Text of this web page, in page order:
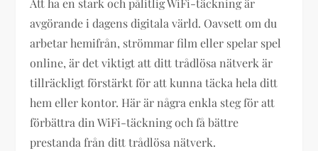
Att ha en stark och pålitlig WiFi-täckning är
avgörande i dagens digitala värld. Oavsett om du
arbetar hemifrån, strömmar film eller spelar spel
online, är det viktigt att ditt trådlösa nätverk är
tillräckligt förstärkt för att kunna täcka hela ditt
hem eller kontor. Här är några enkla steg för att
förbättra din WiFi-täckning och få bättre
prestanda från ditt trådlösa nätverk.